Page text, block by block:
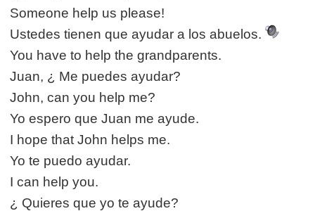
Someone help us please!
Ustedes tienen que ayudar a los abuelos.
You have to help the grandparents.
Juan, ¿ Me puedes ayudar?
John, can you help me?
Yo espero que Juan me ayude.
I hope that John helps me.
Yo te puedo ayudar.
I can help you.
¿ Quieres que yo te ayude?